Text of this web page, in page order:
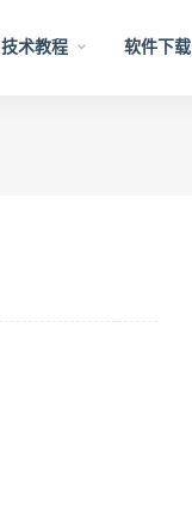
技术教程 软件下载